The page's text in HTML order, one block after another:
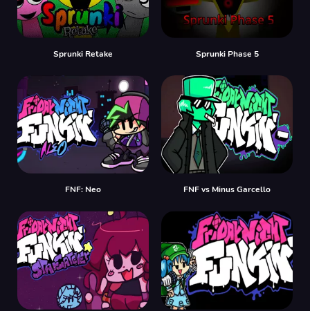
Sprunki Retake Sprunki Phase 5
FNF: Neo FNF vs Minus Garcello